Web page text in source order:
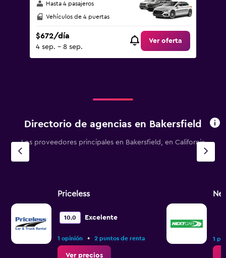
Hasta 4 pasajeros
Vehículos de 4 puertas
$672/día
4 sep. - 8 sep.
Ver oferta
Directorio de agencias en Bakersfield
Los proveedores principales en Bakersfield, en California
Priceless
10.0 Excelente
1 opinión • 2 puntos de renta
Ver precios
1